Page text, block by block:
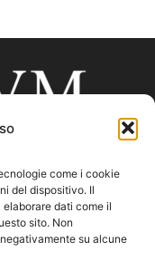
come i cookie
del dispositivo. Il
dati come il
sito. Non
su alcune